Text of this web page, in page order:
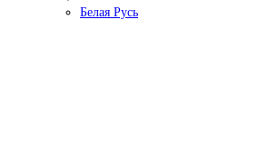
Белая Русь